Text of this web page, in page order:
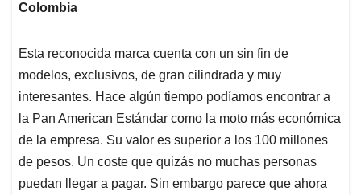
Colombia
Esta reconocida marca cuenta con un sin fin de
modelos, exclusivos, de gran cilindrada y muy
interesantes. Hace algún tiempo podíamos encontrar a
la Pan American Estándar como la moto más económica
de la empresa. Su valor es superior a los 100 millones
de pesos. Un coste que quizás no muchas personas
puedan llegar a pagar. Sin embargo parece que ahora